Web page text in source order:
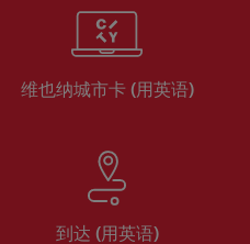
维也纳城市卡 (用英语)
到达 (用英语)